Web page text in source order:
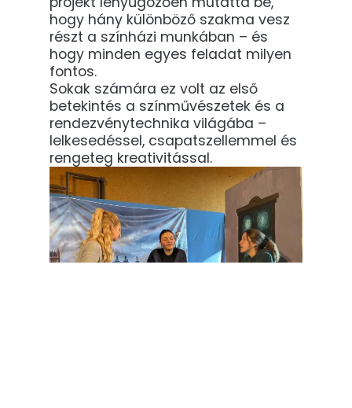
hogy hány különböző szakma vesz
részt a színházi munkában – és
hogy minden egyes feladat milyen
fontos.
Sokak számára ez volt az első
betekintés a színművészetek és a
rendezvénytechnika világába –
lelkesedéssel, csapatszellemmel és
rengeteg kreativitással.